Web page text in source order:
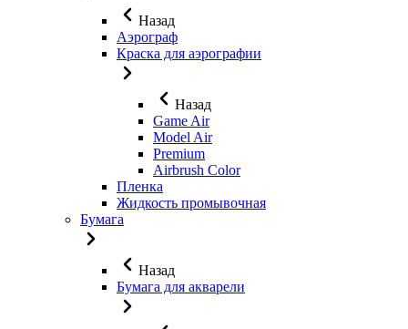
Назад
Аэрограф
Краска для аэрографии
Назад
Game Air
Model Air
Premium
Airbrush Color
Пленка
Жидкость промывочная
Бумага
Назад
Бумага для акварели